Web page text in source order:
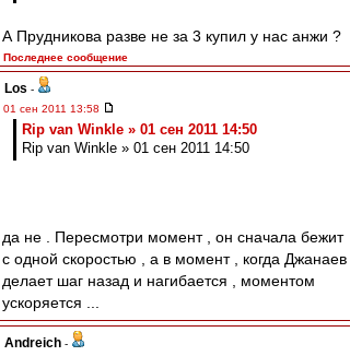
А Прудникова разве не за 3 купил у нас анжи ?
Последнее сообщение
Los -
01 сен 2011 13:58
Rip van Winkle » 01 сен 2011 14:50
Rip van Winkle » 01 сен 2011 14:50
да не . Пересмотри момент , он сначала бежит
с одной скоростью , а в момент , когда Джанаев
делает шаг назад и нагибается , моментом
ускоряется ...
Andreich -